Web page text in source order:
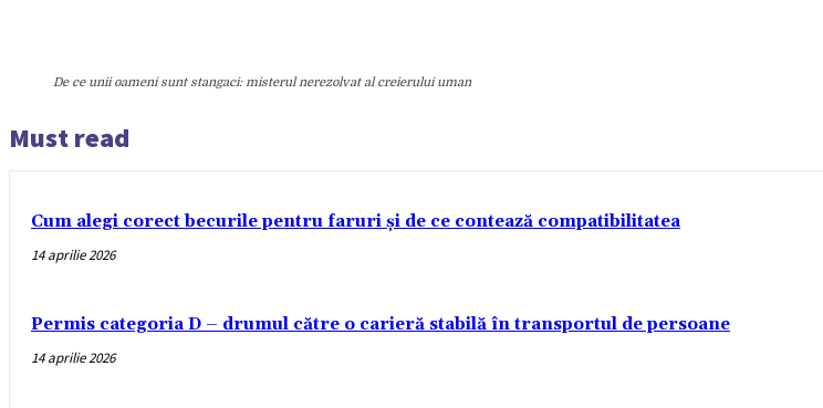
De ce unii oameni sunt stangaci: misterul nerezolvat al creierului uman
Must read
Cum alegi corect becurile pentru faruri și de ce contează compatibilitatea
14 aprilie 2026
Permis categoria D – drumul către o carieră stabilă în transportul de persoane
14 aprilie 2026